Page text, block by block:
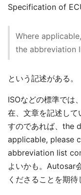
Specification of
Where
the abbreviation
という記述がある。
ISOなどの標準では
在、文章を記述し
すのであれば、the
applicable, please
abbreviation list
よいかも。Autosar
くださることを期待